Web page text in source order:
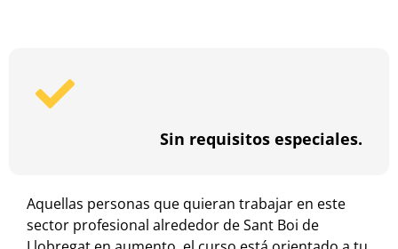
Sin requisitos especiales.
Aquellas personas que quieran trabajar en este
sector profesional alrededor de Sant Boi de